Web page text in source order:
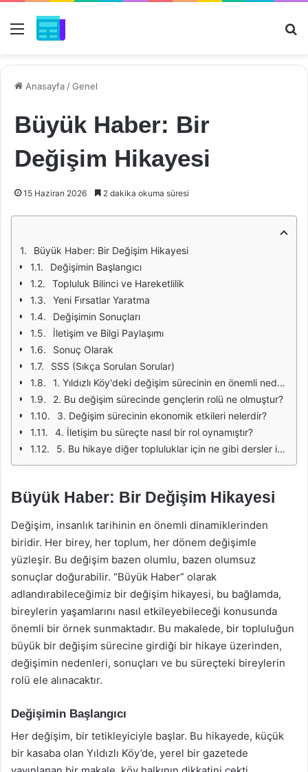
Menü
Anasayfa /Genel
Büyük Haber: Bir
Değişim Hikayesi
15 Haziran 2026 2 dakika okuma süresi
Büyük Haber: Bir Değişim Hikayesi
Değişimin Başlangıcı
Topluluk Bilinci ve Hareketlilik
Yeni Fırsatlar Yaratma
Değişimin Sonuçları
İletişim ve Bilgi Paylaşımı
Sonuç Olarak
SSS (Sıkça Sorulan Sorular)
1. Yıldızlı Köy'deki değişim sürecinin en önemli nedenleri nelerdir?
2. Bu değişim sürecinde gençlerin rolü ne olmuştur?
3. Değişim sürecinin ekonomik etkileri nelerdir?
4. İletişim bu süreçte nasıl bir rol oynamıştır?
5. Bu hikaye diğer topluluklar için ne gibi dersler içermektedir?
Büyük Haber: Bir Değişim Hikayesi
Değişim, insanlık tarihinin en önemli dinamiklerinden
biridir. Her birey, her toplum, her dönem değişimle
yüzleşir. Bu değişim bazen olumlu, bazen olumsuz
sonuçlar doğurabilir. “Büyük Haber” olarak
adlandırabileceğimiz bir değişim hikayesi, bu bağlamda,
bireylerin yaşamlarını nasıl etkileyebileceği konusunda
önemli bir örnek sunmaktadır. Bu makalede, bir topluluğun
büyük bir değişim sürecine girdiği bir hikaye üzerinden,
değişimin nedenleri, sonuçları ve bu süreçteki bireylerin
rolü ele alınacaktır.
Değişimin Başlangıcı
Her değişim, bir tetikleyiciyle başlar. Bu hikayede, küçük
bir kasaba olan Yıldızlı Köy’de, yerel bir gazetede